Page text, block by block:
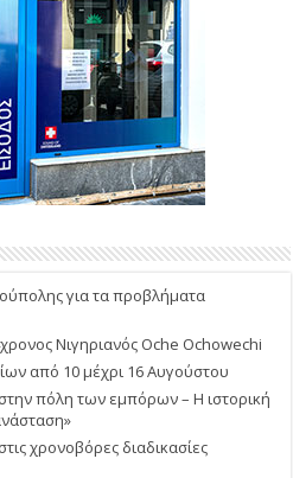
για τα προβλήματα
Νιγηριανός Oche Ochowechi
από 10 μέχρι 16 Αυγούστου
πόλη των εμπόρων – Η ιστορική
χρονοβόρες διαδικασίες